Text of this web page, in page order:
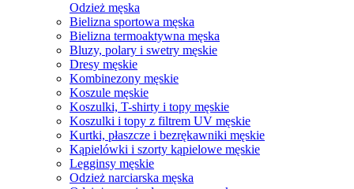
Odzież męska
Bielizna sportowa męska
Bielizna termoaktywna męska
Bluzy, polary i swetry męskie
Dresy męskie
Kombinezony męskie
Koszule męskie
Koszulki, T-shirty i topy męskie
Koszulki i topy z filtrem UV męskie
Kurtki, płaszcze i bezrękawniki męskie
Kąpielówki i szorty kąpielowe męskie
Legginsy męskie
Odzież narciarska męska